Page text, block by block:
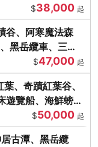
$38,000 起
谷、阿寒魔法森
黑岳纜車、三國
$47,000 起
、奇蹟紅葉谷、
遊覽船、海鮮螃蟹
$50,000 起
古潭、黑岳纜